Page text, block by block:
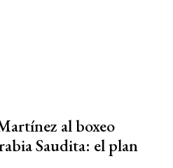
al boxeo
Saudita: el plan